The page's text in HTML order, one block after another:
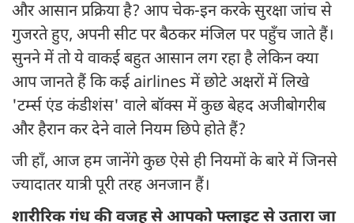
और आसान प्रक्रिया है? आप चेक-इन करके सुरक्षा जांच से
गुजरते हुए, अपनी सीट पर बैठकर मंजिल पर पहुँच जाते हैं।
सुनने में तो ये वाकई बहुत आसान लग रहा है लेकिन क्या
आप जानते हैं कि कई airlines में छोटे अक्षरों में लिखे
'टर्म्स एंड कंडीशंस' वाले बॉक्स में कुछ बेहद अजीबोगरीब
और हैरान कर देने वाले नियम छिपे होते हैं?
जी हाँ, आज हम जानेंगे कुछ ऐसे ही नियमों के बारे में जिनसे
ज्यादातर यात्री पूरी तरह अनजान हैं।
शारीरिक गंध की वजह से आपको फ्लाइट से उतारा जा